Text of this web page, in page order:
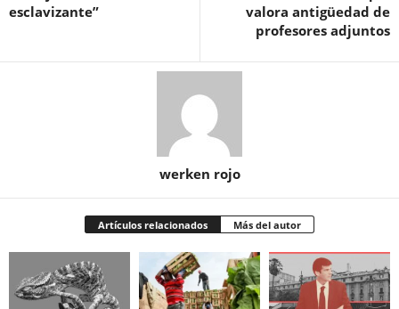
esclavizante”
valora antigüedad de
profesores adjuntos
werken rojo
Artículos relacionados Más del autor